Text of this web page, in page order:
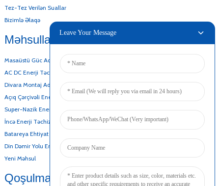
Tez-Tez Verilən Suallar
Bizimlə Əlaqə
Məhsullarımız
Masaüstü Güc Adapteri
AC DC Enerji Təchizatı
Divara Montaj Adapteri
Açıq Çərçivəli Enerji Təchizatı
Super-Nazik Enerji Təchizatı
İncə Enerji Təchizatı
Batareya Ehtiyat Enerji Təchizatı
Din Dəmir Yolu Enerji Təchizatı
Yeni Məhsul
Qoşulmaq
Leave Your Message